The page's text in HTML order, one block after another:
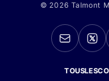
© 2026 Talmont